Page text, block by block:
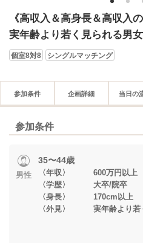
1 2
《高収入＆高身長＆高収入の
実年齢より若く見られる男女
個室8対8 シングルマッチング
参加条件 企画詳細 当日の
参加条件
男性
35〜44歳
〈年収〉 600万円以上
〈学歴〉 大卒/院卒
〈身長〉 170cm以上
〈外見〉 実年齢より若